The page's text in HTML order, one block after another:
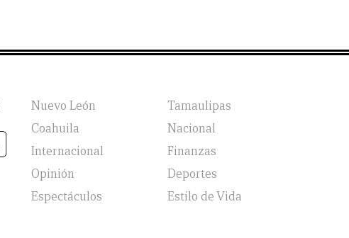
Nuevo León
Tamaulipas
Coahuila
Nacional
Internacional
Finanzas
Opinión
Deportes
Espectáculos
Estilo de Vida